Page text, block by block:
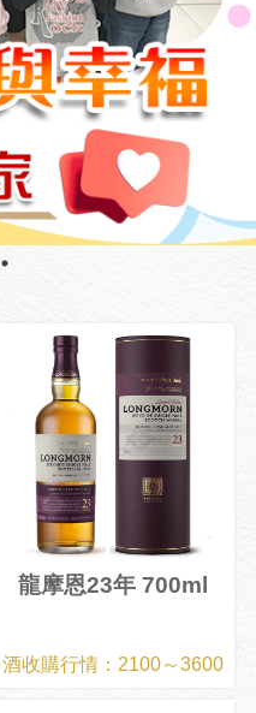
龍摩恩23年 700ml
酒收購行情：2100～3600